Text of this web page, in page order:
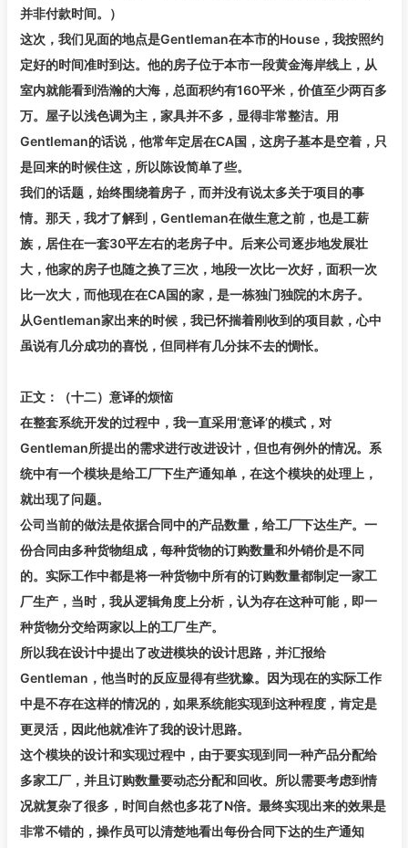
并非付款时间。）
这次，我们见面的地点是Gentleman在本市的House，我按照约
定好的时间准时到达。他的房子位于本市一段黄金海岸线上，从
室内就能看到浩瀚的大海，总面积约有160平米，价值至少两百多
万。屋子以浅色调为主，家具并不多，显得非常整洁。用
Gentleman的话说，他常年定居在CA国，这房子基本是空着，只
是回来的时候住这，所以陈设简单了些。
我们的话题，始终围绕着房子，而并没有说太多关于项目的事
情。那天，我才了解到，Gentleman在做生意之前，也是工薪
族，居住在一套30平左右的老房子中。后来公司逐步地发展壮
大，他家的房子也随之换了三次，地段一次比一次好，面积一次
比一次大，而他现在在CA国的家，是一栋独门独院的木房子。
从Gentleman家出来的时候，我已怀揣着刚收到的项目款，心中
虽说有几分成功的喜悦，但同样有几分抹不去的惆怅。
正文：（十二）意译的烦恼
在整套系统开发的过程中，我一直采用‘意译’的模式，对
Gentleman所提出的需求进行改进设计，但也有例外的情况。系
统中有一个模块是给工厂下生产通知单，在这个模块的处理上，
就出现了问题。
公司当前的做法是依据合同中的产品数量，给工厂下达生产。一
份合同由多种货物组成，每种货物的订购数量和外销价是不同
的。实际工作中都是将一种货物中所有的订购数量都制定一家工
厂生产，当时，我从逻辑角度上分析，认为存在这种可能，即一
种货物分交给两家以上的工厂生产。
所以我在设计中提出了改进模块的设计思路，并汇报给
Gentleman，他当时的反应显得有些犹豫。因为现在的实际工作
中是不存在这样的情况的，如果系统能实现到这种程度，肯定是
更灵活，因此他就准许了我的设计思路。
这个模块的设计和实现过程中，由于要实现到同一种产品分配给
多家工厂，并且订购数量要动态分配和回收。所以需要考虑到情
况就复杂了很多，时间自然也多花了N倍。最终实现出来的效果是
非常不错的，操作员可以清楚地看出每份合同下达的生产通知